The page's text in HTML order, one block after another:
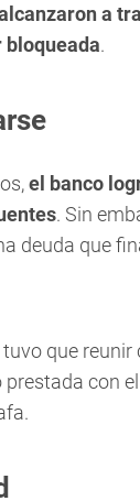
a
bloqueada.
el banco
. Sin
deuda que
que reunir
con